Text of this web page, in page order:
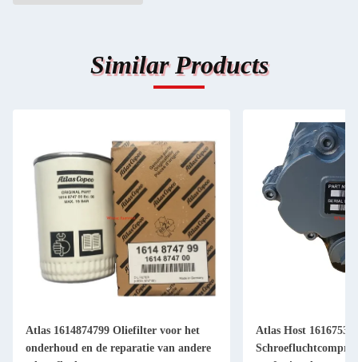
Similar Products
Atlas 1614874799 Oliefilter voor het
onderhoud en de reparatie van andere
Atlas Host